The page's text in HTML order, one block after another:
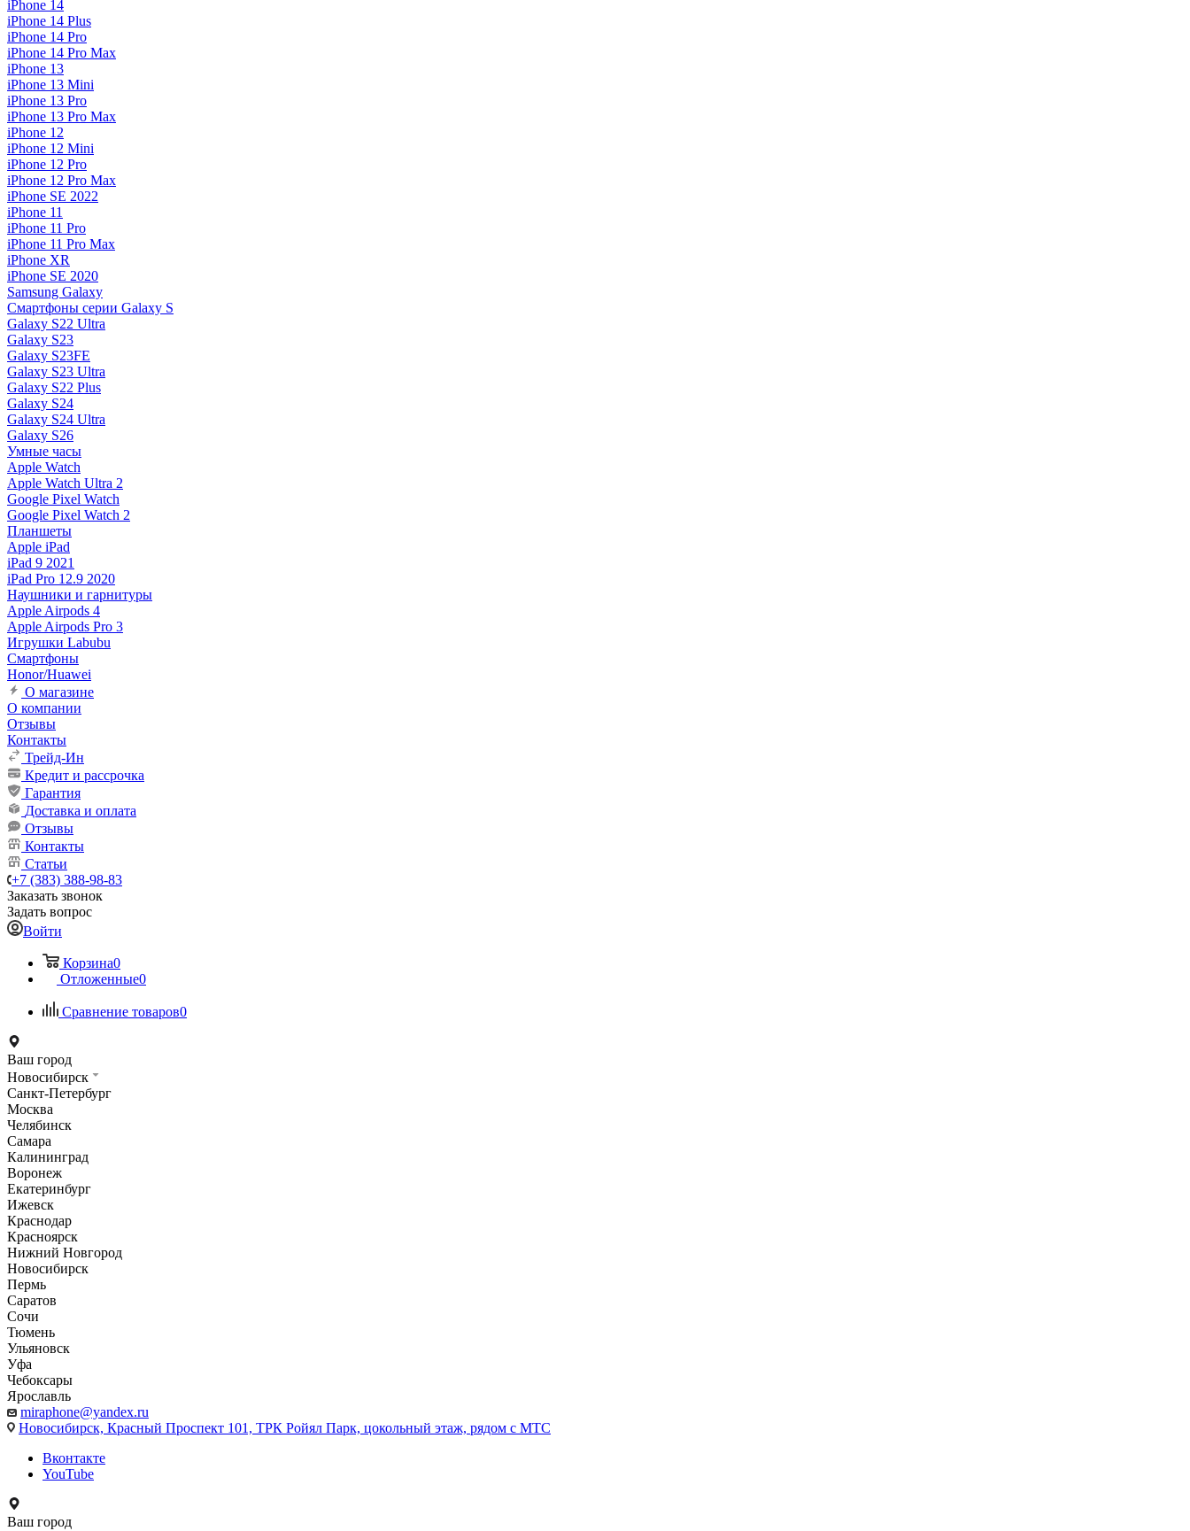
iPhone 14
iPhone 14 Plus
iPhone 14 Pro
iPhone 14 Pro Max
iPhone 13
iPhone 13 Mini
iPhone 13 Pro
iPhone 13 Pro Max
iPhone 12
iPhone 12 Mini
iPhone 12 Pro
iPhone 12 Pro Max
iPhone SE 2022
iPhone 11
iPhone 11 Pro
iPhone 11 Pro Max
iPhone XR
iPhone SE 2020
Samsung Galaxy
Смартфоны серии Galaxy S
Galaxy S22 Ultra
Galaxy S23
Galaxy S23FE
Galaxy S23 Ultra
Galaxy S22 Plus
Galaxy S24
Galaxy S24 Ultra
Galaxy S26
Умные часы
Apple Watch
Apple Watch Ultra 2
Google Pixel Watch
Google Pixel Watch 2
Планшеты
Apple iPad
iPad 9 2021
iPad Pro 12.9 2020
Наушники и гарнитуры
Apple Airpods 4
Apple Airpods Pro 3
Игрушки Labubu
Смартфоны
Honor/Huawei
О магазине
О компании
Отзывы
Контакты
Трейд-Ин
Кредит и рассрочка
Гарантия
Доставка и оплата
Отзывы
Контакты
Статьи
+7 (383) 388-98-83
Заказать звонок
Задать вопрос
Войти
Корзина0
Отложенные0
Сравнение товаров0
Ваш город
Новосибирск
Санкт-Петербург
Москва
Челябинск
Самара
Калининград
Воронеж
Екатеринбург
Ижевск
Краснодар
Красноярск
Нижний Новгород
Новосибирск
Пермь
Саратов
Сочи
Тюмень
Ульяновск
Уфа
Чебоксары
Ярославль
miraphone@yandex.ru
Новосибирск, Красный Проспект 101, ТРК Ройял Парк, цокольный этаж, рядом с МТС
Вконтакте
YouTube
Ваш город